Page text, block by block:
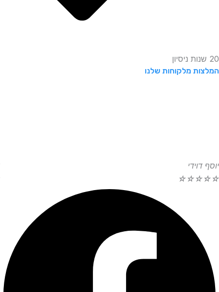
20 שנות ניסיון
המלצות מלקוחות שלנו
יוסף דוידי
☆
☆
☆
☆
☆